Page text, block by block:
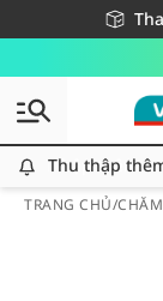
Miễn
Giao hàng
Thu thập
TRANG CHỦ/